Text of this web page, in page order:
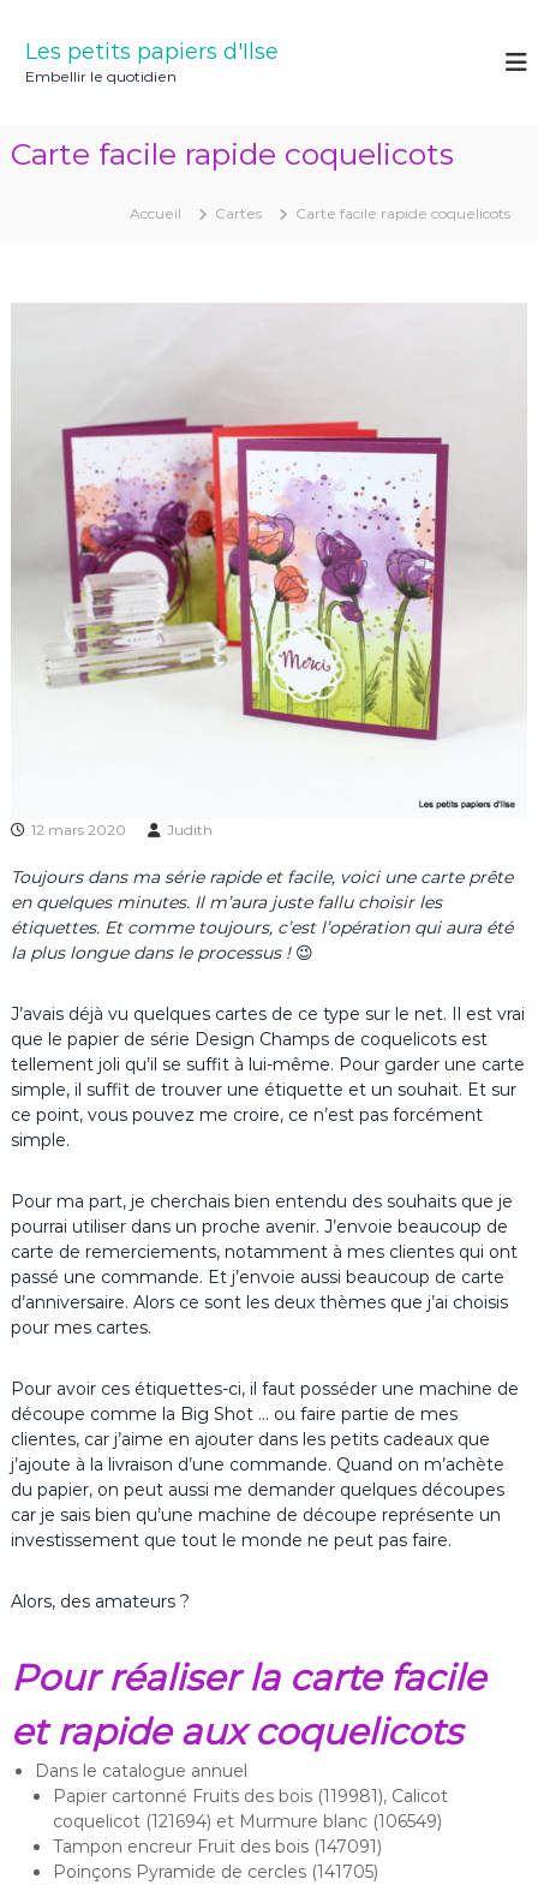
Les petits papiers d'Ilse
Embellir le quotidien
Carte facile rapide coquelicots
Accueil Cartes Carte facile rapide coquelicots
12 mars 2020 Judith
Toujours dans ma série rapide et facile, voici une carte prête
en quelques minutes. Il m’aura juste fallu choisir les
étiquettes. Et comme toujours, c’est l’opération qui aura été
la plus longue dans le processus ! 😉
J’avais déjà vu quelques cartes de ce type sur le net. Il est vrai
que le papier de série Design Champs de coquelicots est
tellement joli qu’il se suffit à lui-même. Pour garder une carte
simple, il suffit de trouver une étiquette et un souhait. Et sur
ce point, vous pouvez me croire, ce n’est pas forcément
simple.
Pour ma part, je cherchais bien entendu des souhaits que je
pourrai utiliser dans un proche avenir. J’envoie beaucoup de
carte de remerciements, notamment à mes clientes qui ont
passé une commande. Et j’envoie aussi beaucoup de carte
d’anniversaire. Alors ce sont les deux thèmes que j’ai choisis
pour mes cartes.
Pour avoir ces étiquettes-ci, il faut posséder une machine de
découpe comme la Big Shot … ou faire partie de mes
clientes, car j’aime en ajouter dans les petits cadeaux que
j’ajoute à la livraison d’une commande. Quand on m’achète
du papier, on peut aussi me demander quelques découpes
car je sais bien qu’une machine de découpe représente un
investissement que tout le monde ne peut pas faire.
Alors, des amateurs ?
Pour réaliser la carte facile
et rapide aux coquelicots
Dans le catalogue annuel
Papier cartonné Fruits des bois (119981), Calicot
coquelicot (121694) et Murmure blanc (106549)
Tampon encreur Fruit des bois (147091)
Poinçons Pyramide de cercles (141705)